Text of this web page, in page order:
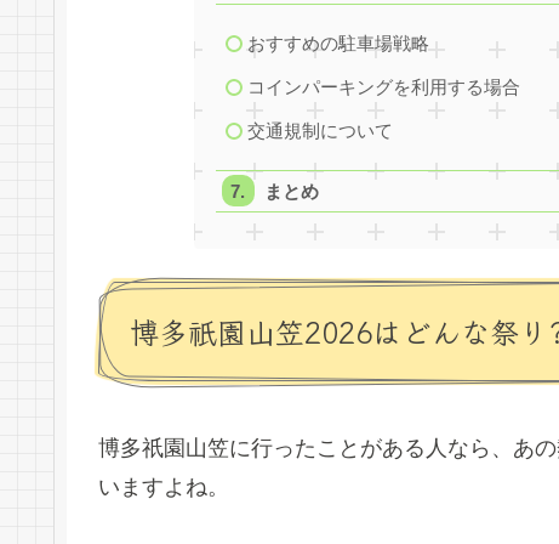
おすすめの駐車場戦略
コインパーキングを利用する場合
交通規制について
まとめ
博多祇園山笠2026はどんな祭り
博多祇園山笠に行ったことがある人なら、あ
いますよね。